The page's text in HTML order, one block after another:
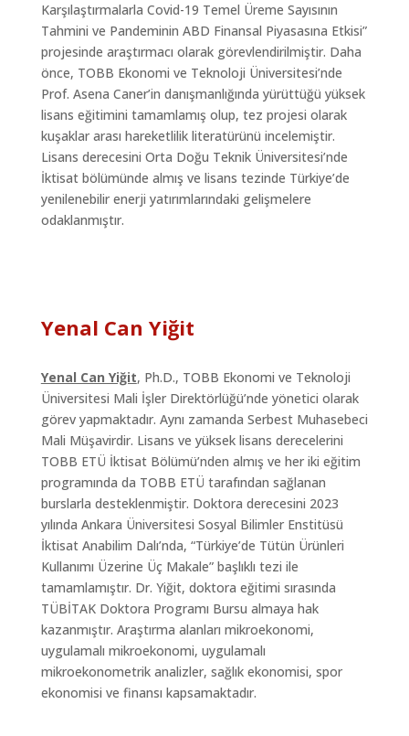
Karşılaştırmalarla Covid-19 Temel Üreme Sayısının
Tahmini ve Pandeminin ABD Finansal Piyasasına Etkisi”
projesinde araştırmacı olarak görevlendirilmiştir. Daha
önce, TOBB Ekonomi ve Teknoloji Üniversitesi’nde
Prof. Asena Caner’in danışmanlığında yürüttüğü yüksek
lisans eğitimini tamamlamış olup, tez projesi olarak
kuşaklar arası hareketlilik literatürünü incelemiştir.
Lisans derecesini Orta Doğu Teknik Üniversitesi’nde
İktisat bölümünde almış ve lisans tezinde Türkiye’de
yenilenebilir enerji yatırımlarındaki gelişmelere
odaklanmıştır.
Yenal Can Yiğit
Yenal Can Yiğit, Ph.D., TOBB Ekonomi ve Teknoloji
Üniversitesi Mali İşler Direktörlüğü’nde yönetici olarak
görev yapmaktadır. Aynı zamanda Serbest Muhasebeci
Mali Müşavirdir. Lisans ve yüksek lisans derecelerini
TOBB ETÜ İktisat Bölümü’nden almış ve her iki eğitim
programında da TOBB ETÜ tarafından sağlanan
burslarla desteklenmiştir. Doktora derecesini 2023
yılında Ankara Üniversitesi Sosyal Bilimler Enstitüsü
İktisat Anabilim Dalı’nda, “Türkiye’de Tütün Ürünleri
Kullanımı Üzerine Üç Makale” başlıklı tezi ile
tamamlamıştır. Dr. Yiğit, doktora eğitimi sırasında
TÜBİTAK Doktora Programı Bursu almaya hak
kazanmıştır. Araştırma alanları mikroekonomi,
uygulamalı mikroekonomi, uygulamalı
mikroekonometrik analizler, sağlık ekonomisi, spor
ekonomisi ve finansı kapsamaktadır.